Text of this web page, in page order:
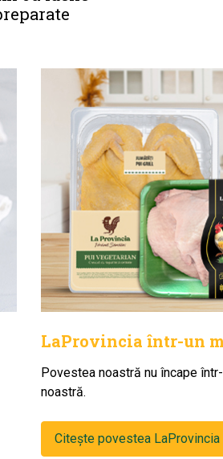
LaProvincia într-un
Povestea noastră nu încape
noastră.
Citește povestea LaProvincia